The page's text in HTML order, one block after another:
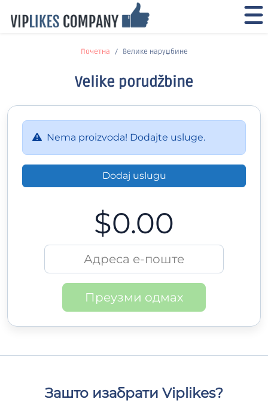
Почетна Велике наруџбине
Velike porudžbine
Nema proizvoda! Dodajte usluge.
Dodaj uslugu
$0.00
Преузми одмах
Зашто изабрати Viplikes?